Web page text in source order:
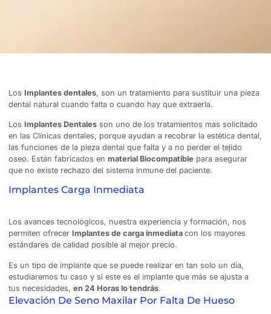
Los Implantes dentales, son un tratamiento para sustituir una pieza
dental natural cuando falta o cuando hay que extraerla.
Los Implantes Dentales son uno de los tratamientos mas solicitado
en las Clínicas dentales, porque ayudan a recobrar la estética dental,
las funciones de la pieza dental que falta y a no perder el tejido
oseo. Están fabricados en material Biocompatible para asegurar
que no existe rechazo del sistema inmune del paciente.
Implantes Carga Inmediata
Los avances tecnológicos, nuestra experiencia y formación, nos
permiten ofrecer Implantes de carga inmediata con los mayores
estándares de calidad posible al mejor precio.
Es un tipo de implante que se puede realizar en tan solo un día,
estudiaremos tu caso y si este es el implante que más se ajusta a
tus necesidades, en 24 Horas lo tendrás.
Elevación De Seno Maxilar Por Falta De Hueso